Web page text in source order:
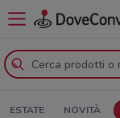
ESTATE NOVITÀ